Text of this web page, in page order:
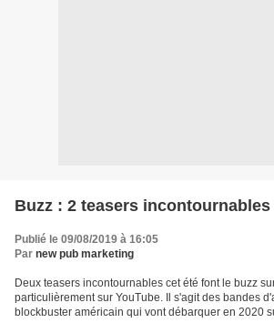
Buzz : 2 teasers incontournables
Publié le 09/08/2019 à 16:05
Par new pub marketing
Deux teasers incontournables cet été font le buzz
particulièrement sur YouTube. Il s'agit des bandes
blockbuster américain qui vont débarquer en 2020